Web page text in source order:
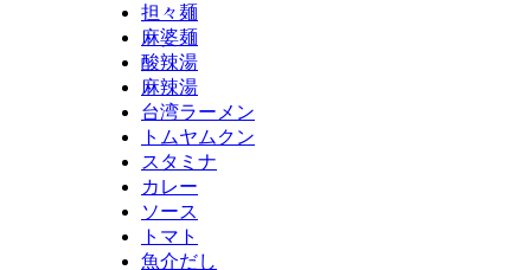
担々麺
麻婆麺
酸辣湯
麻辣湯
台湾ラーメン
トムヤムクン
スタミナ
カレー
ソース
トマト
魚介だし